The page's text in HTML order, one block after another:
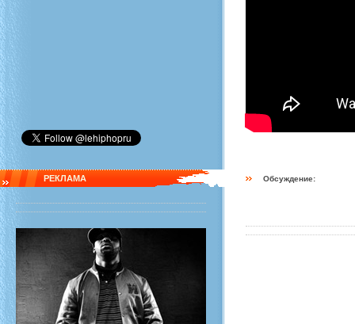
РЕКЛАМА Обсуждение: